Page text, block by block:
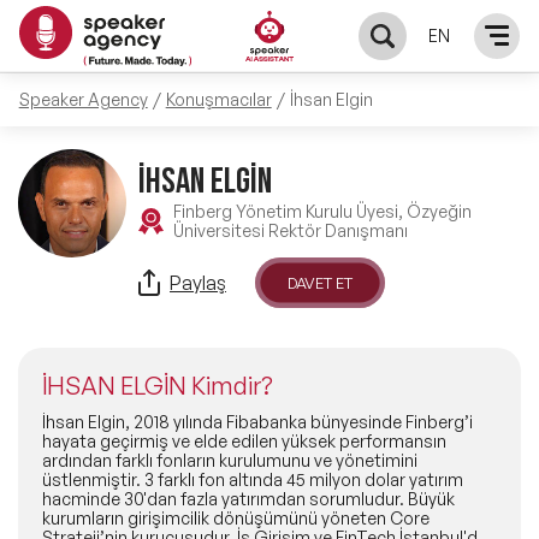
EN
KONUŞMACILAR
Yerel Konuşmacılar
Global Konuşmacılar
Exclusive Konuşmacılar
Tüm Konuşmacılar
KONULAR
Öne Çıkan Konular
Ünlü Konuşmacılar
İlham Veren Konuşmacılar
İlham Veren Kadın Konuşmacılar
ÇÖZÜMLER
Master Class Workshop
Akış Sunumu & Moderasyon
HAKKIMIZDA
Biz Kimiz?
BLOG
Speaker Agency Konuşmacılar İhsan Elgin
İHSAN ELGİN
Finberg Yönetim Kurulu Üyesi, Özyeğin
Üniversitesi Rektör Danışmanı
Paylaş DAVET ET
İHSAN ELGİN Kimdir?
İhsan Elgin, 2018 yılında Fibabanka bünyesinde Finberg’i
hayata geçirmiş ve elde edilen yüksek performansın
ardından farklı fonların kurulumunu ve yönetimini
üstlenmiştir. 3 farklı fon altında 45 milyon dolar yatırım
hacminde 30'dan fazla yatırımdan sorumludur. Büyük
kurumların girişimcilik dönüşümünü yöneten Core